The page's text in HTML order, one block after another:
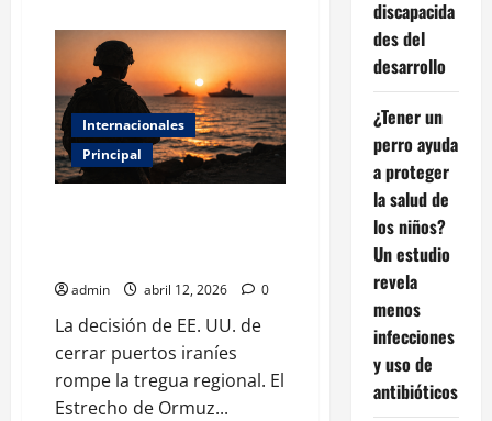
Trump
que
Israel
y
Hezbolá
acordaron
detener
las
agresiones
Internacionales
Principal
admin abril 12, 2026 0
La decisión de EE. UU. de
cerrar puertos iraníes
rompe la tregua regional. El
Estrecho de Ormuz...
discapacida
des del
desarrollo
¿Tener un
perro ayuda
a proteger
la salud de
los niños?
Un estudio
revela
menos
infecciones
y uso de
antibióticos